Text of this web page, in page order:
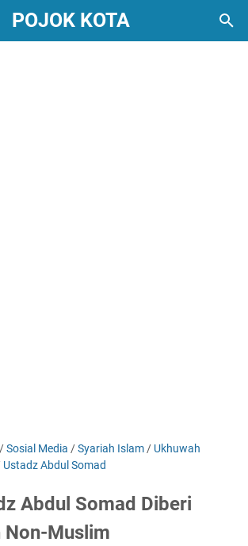
POJOK KOTA
/Sosial Media /Syariah Islam / Ukhuwah
Ustadz Abdul Somad
Abdul Somad Diberi
Non-Muslim